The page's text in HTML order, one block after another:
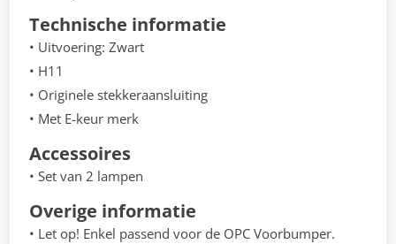
Technische informatie
• Uitvoering: Zwart
• H11
• Originele stekkeraansluiting
• Met E-keur merk
Accessoires
• Set van 2 lampen
Overige informatie
• Let op! Enkel passend voor de OPC Voorbumper.